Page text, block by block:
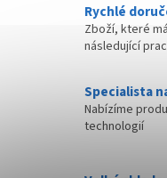
Rychlé
Zboží, které
následující
Specialista
Nabízíme
technologií